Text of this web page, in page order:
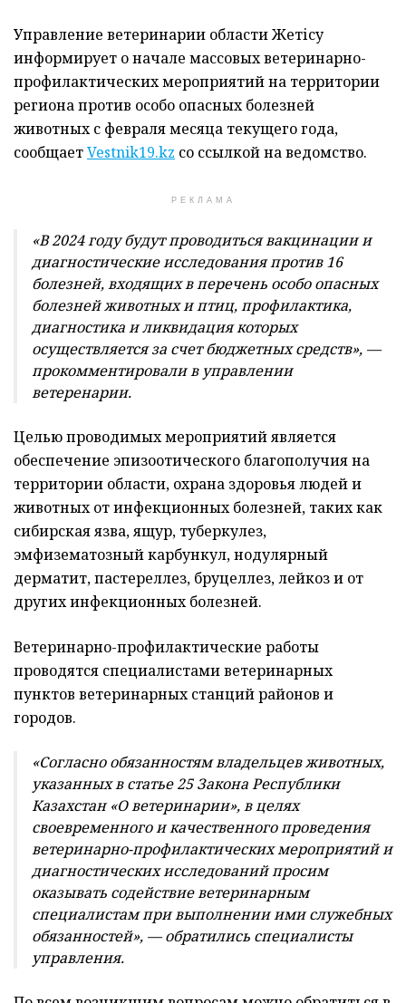
Управление ветеринарии области Жетісу
информирует о начале массовых ветеринарно-
профилактических мероприятий на территории
региона против особо опасных болезней
животных с февраля месяца текущего года,
сообщаетVestnik19.kz со ссылкой на ведомство.
РЕКЛАМА
«В 2024 году будут проводиться вакцинации и
диагностические исследования против 16
болезней, входящих в перечень особо опасных
болезней животных и птиц, профилактика,
диагностика и ликвидация которых
осуществляется за счет бюджетных средств», —
прокомментировали в управлении
ветеренарии.
Целью проводимых мероприятий является
обеспечение эпизоотического благополучия на
территории области, охрана здоровья людей и
животных от инфекционных болезней, таких как
сибирская язва, ящур, туберкулез,
эмфизематозный карбункул, нодулярный
дерматит, пастереллез, бруцеллез, лейкоз и от
других инфекционных болезней.
Ветеринарно-профилактические работы
проводятся специалистами ветеринарных
пунктов ветеринарных станций районов и
городов.
«Согласно обязанностям владельцев животных,
указанных в статье 25 Закона Республики
Казахстан «О ветеринарии», в целях
своевременного и качественного проведения
ветеринарно-профилактических мероприятий и
диагностических исследований просим
оказывать содействие ветеринарным
специалистам при выполнении ими служебных
обязанностей», — обратились специалисты
управления.